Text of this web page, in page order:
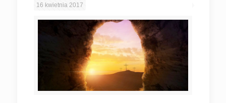
16 kwietnia 2017